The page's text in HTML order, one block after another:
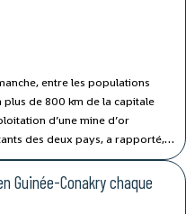
entre les populations
de 800 km de la capitale
d’une mine d’or
des deux pays, a rapporté,
citant l’Agence Guinéenne
Guinée-Conakry chaque